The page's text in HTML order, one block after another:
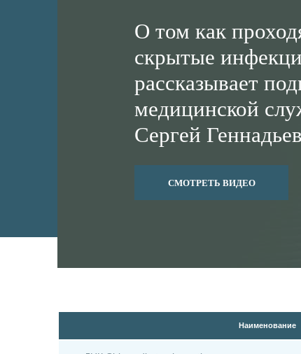
О том как
скрытые
рассказывает
медицинской
Сергей
11 Анализы на
Наименование